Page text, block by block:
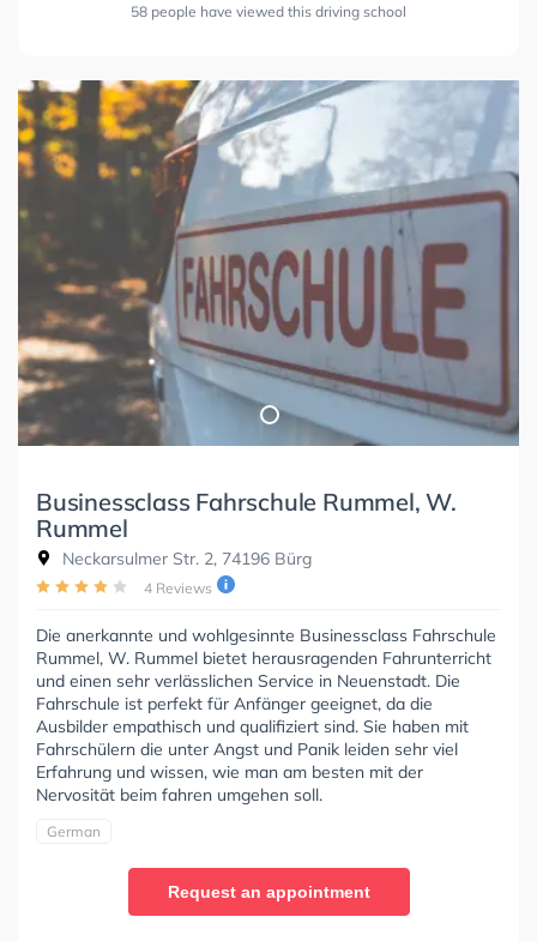
58 people have viewed this driving school
Businessclass Fahrschule Rummel, W.
Rummel
Neckarsulmer Str. 2, 74196 Bürg
4 Reviews
Die anerkannte und wohlgesinnte Businessclass Fahrschule
Rummel, W. Rummel bietet herausragenden Fahrunterricht
und einen sehr verlässlichen Service in Neuenstadt. Die
Fahrschule ist perfekt für Anfänger geeignet, da die
Ausbilder empathisch und qualifiziert sind. Sie haben mit
Fahrschülern die unter Angst und Panik leiden sehr viel
Erfahrung und wissen, wie man am besten mit der
Nervosität beim fahren umgehen soll.
German
Request an appointment